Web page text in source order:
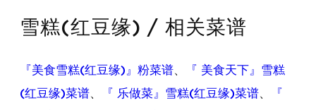
雪糕(红豆缘) / 相关菜谱
『美食雪糕(红豆缘)』粉菜谱、
『 美食天下』雪糕
(红豆缘)菜谱、 『 乐做菜』雪糕(红豆缘)菜谱、
『